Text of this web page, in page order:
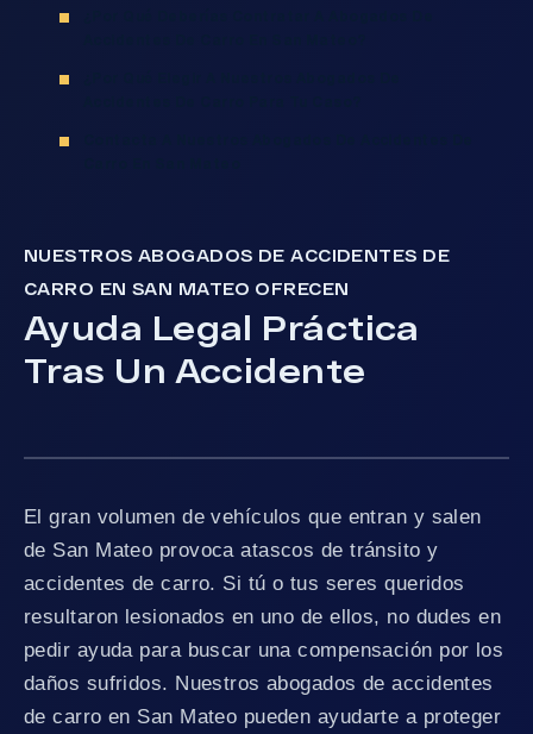
NUESTROS ABOGADOS DE ACCIDENTES DE
CARRO EN SAN MATEO OFRECEN
Ayuda Legal Práctica
Tras Un Accidente
El gran volumen de vehículos que entran y salen
de San Mateo provoca atascos de tránsito y
accidentes de carro. Si tú o tus seres queridos
resultaron lesionados en uno de ellos, no dudes en
pedir ayuda para buscar una compensación por los
daños sufridos. Nuestros abogados de accidentes
de carro en San Mateo pueden ayudarte a proteger